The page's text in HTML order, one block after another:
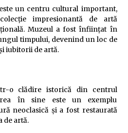
un centru cultural important,
impresionantă de artă
Muzeul a fost înființat în
timpului, devenind un loc de
iubitorii de artă.
o clădire istorică din centrul
în sine este un exemplu
neoclasică și a fost restaurată
de artă.